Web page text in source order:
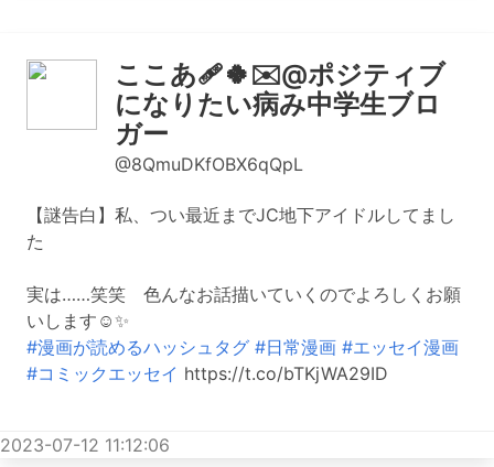
ここあ🩹🍀✉️@ポジティブ
になりたい病み中学生ブロ
ガー
@8QmuDKfOBX6qQpL
【謎告白】私、つい最近までJC地下アイドルしてまし
た
実は……笑笑 色んなお話描いていくのでよろしくお願
いします☺️✨
#漫画が読めるハッシュタグ #日常漫画 #エッセイ漫画
#コミックエッセイ https://t.co/bTKjWA29ID
2023-07-12 11:12:06